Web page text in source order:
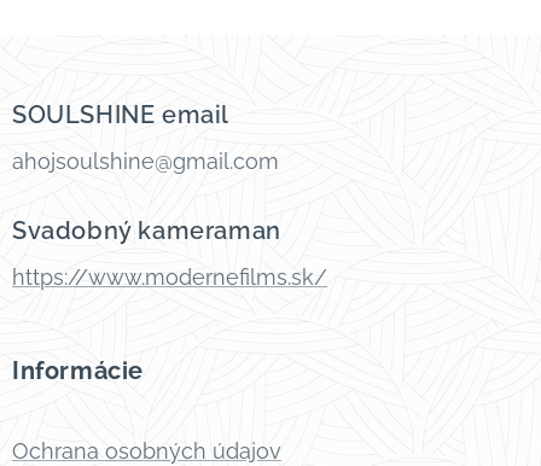
SOULSHINE email
ahojsoulshine@gmail.com
Svadobný kameraman
https://www.modernefilms.sk/
Informácie
Ochrana osobných údajov